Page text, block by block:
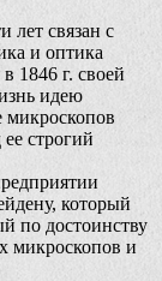
лет связан с
и оптика
1846 г. своей
идею
микроскопов
строгий
который
по достоинству
микроскопов и